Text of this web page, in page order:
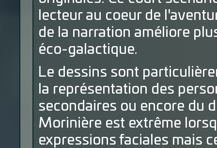
lecteur au coeur de
de la narration améliore
éco-galactique.
Le dessins sont
la représentation des
secondaires ou encore du
Morinière est extrême
expressions faciales mais